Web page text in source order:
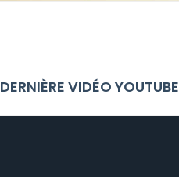
DERNIÈRE VIDÉO YOUTUBE